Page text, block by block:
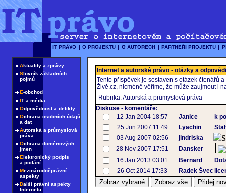
Aktuality a zprávy
Slovník základních
pojmů
E-obchod
IT a média
Odpovědnost a delikty
Ochrana osobních údajů
a dat
Autorská a průmyslová
práva
Ochrana doménových
jmen
Elektronický podpis
a podání
Mezinárodněprávní
aspekty
Další právní aspekty
Internetu
Internet a autorské právo - otázky a odpovědi
Tento příspěvek je sestaven s otázek čtenářů
Živě.cz, nicméně věříme, že může zaujmout i
Rubrika: Autorská a průmyslová práva
Diskuse - komentáře:
12 Jan 2004 18:57
Janice
k
25 Jun 2007 11:49
Lyachin
03 Aug 2007 02:56
jindriska
28 Nov 2007 17:51
Dansker
16 Jan 2013 03:01
Bernard
26 Oct 2014 17:33
Radek Švec